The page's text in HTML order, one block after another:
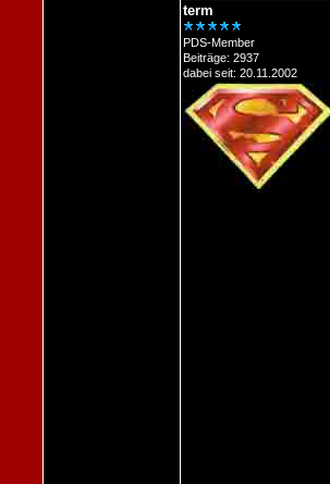
term
PDS-Member
Beiträge: 2937
dabei seit: 20.11.2002